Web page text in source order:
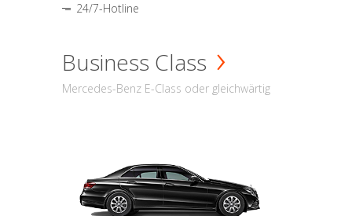
24/7-Hotline
Business Class
Mercedes-Benz E-Class oder gleichwärtig